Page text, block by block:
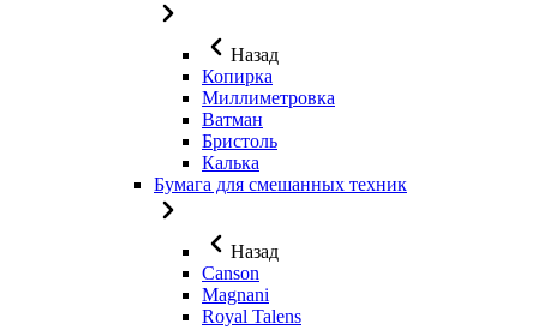
Назад
Копирка
Миллиметровка
Ватман
Бристоль
Калька
Бумага для смешанных техник
Назад
Canson
Magnani
Royal Talens